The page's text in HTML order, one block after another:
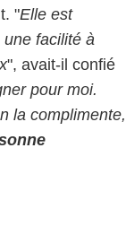
"Elle est
facilité à
", avait-il confié
pour moi.
la complimente,